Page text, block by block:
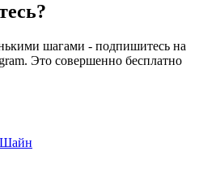
шагами - подпишитесь на
Это совершенно бесплатно